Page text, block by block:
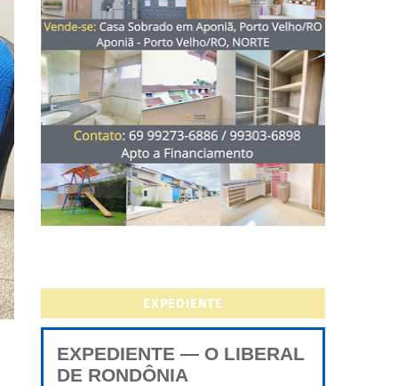
EXPEDIENTE
EXPEDIENTE — O LIBERAL
DE RONDÔNIA